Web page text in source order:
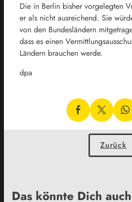
Die in Berlin bisher vorgelegten
er als nicht ausreichend. Sie
von den Bundesländern
dass es einen
Ländern brauchen werde.
dpa
Zurück
Das könnte Dich